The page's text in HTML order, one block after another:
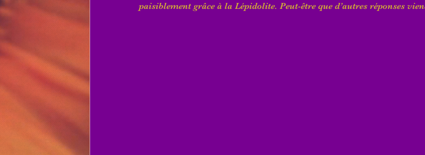
paisiblement grâce à la Lépidolite. Peut-être que d’autres réponses